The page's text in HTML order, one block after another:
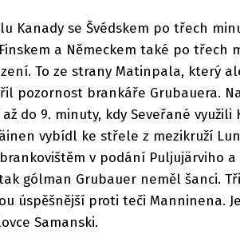
Kanady se Švédskem po třech
a Německem také po
To ze strany Matinpala, který
pozornost brankáře Grubauera.
do 9. minuty, kdy Seveřané
vybídl ke střele z mezikruží
v podání Puljujärviho
gólman Grubauer neměl šanci.
úspěšnější proti teči Manninena.
Samanski.